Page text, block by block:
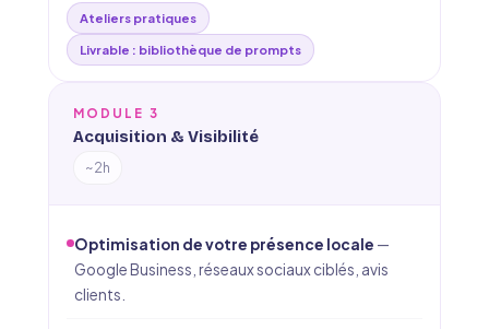
Ateliers pratiques
Livrable : bibliothèque de prompts
MODULE 3
Acquisition & Visibilité
~2h
Optimisation de votre présence locale —
Google Business, réseaux sociaux ciblés, avis
clients.